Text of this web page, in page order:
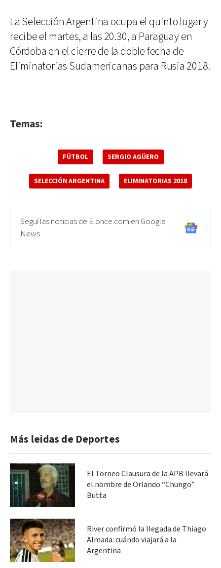
La Selección Argentina ocupa el quinto lugar y
recibe el martes, a las 20.30, a Paraguay en
Córdoba en el cierre de la doble fecha de
Eliminatorias Sudamericanas para Rusia 2018.
Temas:
FÚTBOL SERGIO AGÜERO
SELECCIÓN ARGENTINA ELIMINATORIAS 2018
Seguí las noticias de Elonce.com en Google
News
Más leidas de Deportes
El Torneo Clausura de la APB llevará
el nombre de Orlando “Chungo”
Butta
River confirmó la llegada de Thiago
Almada: cuándo viajará a la
Argentina